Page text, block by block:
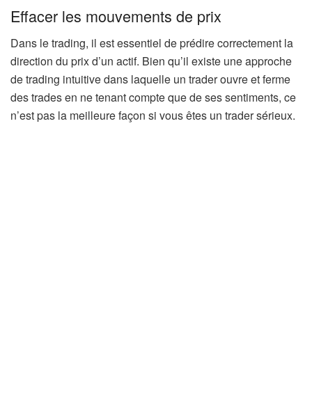
Effacer les mouvements de prix
Dans le trading, il est essentiel de prédire correctement la
direction du prix d’un actif. Bien qu’il existe une approche
de trading intuitive dans laquelle un trader ouvre et ferme
des trades en ne tenant compte que de ses sentiments, ce
n’est pas la meilleure façon si vous êtes un trader sérieux.